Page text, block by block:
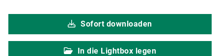
Sofort downloaden
In die Lightbox legen